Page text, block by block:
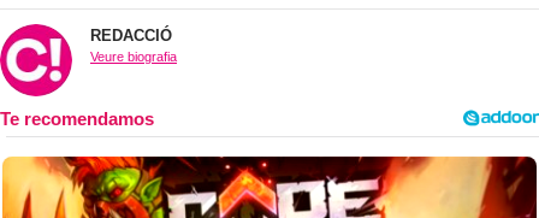
REDACCIÓ
Veure biografia